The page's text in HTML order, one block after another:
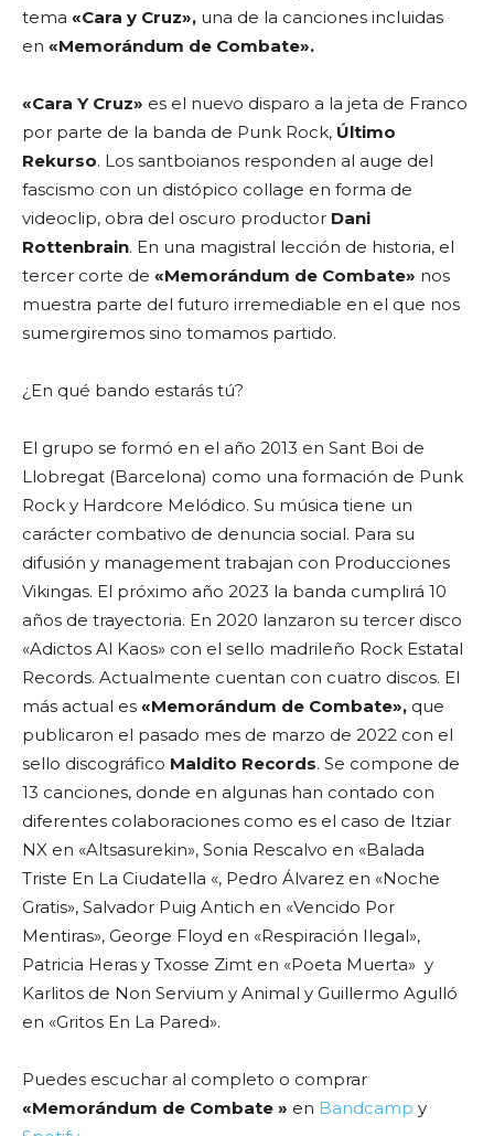
tema «Cara y Cruz», una de la canciones incluidas
en «Memorándum de Combate».
«Cara Y Cruz» es el nuevo disparo a la jeta de Franco
por parte de la banda de Punk Rock, Último
Rekurso. Los santboianos responden al auge del
fascismo con un distópico collage en forma de
videoclip, obra del oscuro productor Dani
Rottenbrain. En una magistral lección de historia, el
tercer corte de «Memorándum de Combate» nos
muestra parte del futuro irremediable en el que nos
sumergiremos sino tomamos partido.
¿En qué bando estarás tú?
El grupo se formó en el año 2013 en Sant Boi de
Llobregat (Barcelona) como una formación de Punk
Rock y Hardcore Melódico. Su música tiene un
carácter combativo de denuncia social. Para su
difusión y management trabajan con Producciones
Vikingas. El próximo año 2023 la banda cumplirá 10
años de trayectoria. En 2020 lanzaron su tercer disco
«Adictos Al Kaos» con el sello madrileño Rock Estatal
Records. Actualmente cuentan con cuatro discos. El
más actual es «Memorándum de Combate», que
publicaron el pasado mes de marzo de 2022 con el
sello discográfico Maldito Records. Se compone de
13 canciones, donde en algunas han contado con
diferentes colaboraciones como es el caso de Itziar
NX en «Altsasurekin», Sonia Rescalvo en «Balada
Triste En La Ciudatella «, Pedro Álvarez en «Noche
Gratis», Salvador Puig Antich en «Vencido Por
Mentiras», George Floyd en «Respiración Ilegal»,
Patricia Heras y Txosse Zimt en «Poeta Muerta» y
Karlitos de Non Servium y Animal y Guillermo Agulló
en «Gritos En La Pared».
Puedes escuchar al completo o comprar
«Memorándum de Combate » en Bandcamp y